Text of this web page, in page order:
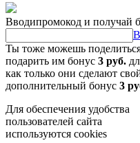
Вводипромокод и получай
Ты тоже можешь
подарить им бонус 3 руб.
как только они сделают
дополнительный бонус 3
Для обеспечения удобства
пользователей сайта
используются cookies